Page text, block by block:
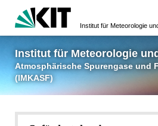
Institut für Meteorologie
Atmosphärische Spurengase und
(IMKASF)